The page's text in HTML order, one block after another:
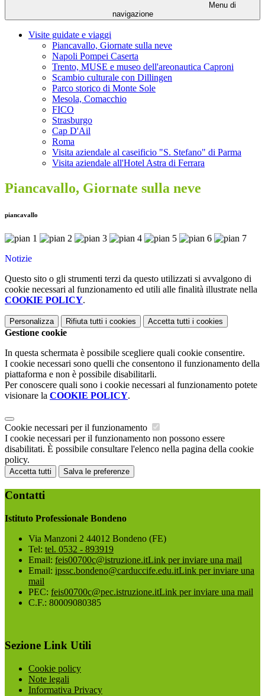
Menu di
navigazione
Visite guidate e viaggi
Piancavallo, Giornate sulla neve
Napoli Pompei Caserta
Trento, MUSE e museo dell'areonautica Caproni
Scambio culturale con Dillingen
Parco storico di Monte Sole
Mesola, Comacchio
FICO
Strasburgo
Cap D'Ail
Roma
Visita aziendale al caseificio "S. Stefano" di Parma
Visita aziendale all'Hotel Astra di Ferrara
Piancavallo, Giornate sulla neve
piancavallo
Notizie
Questo sito o gli strumenti terzi da questo utilizzati si avvalgono di
cookie necessari al funzionamento ed utili alle finalità illustrate nella
COOKIE POLICY.
Personalizza Rifiuta tutti i cookies Accetta tutti i cookies
Gestione cookie
In questa schermata è possibile scegliere quali cookie consentire.
I cookie necessari sono quelli che consentono il funzionamento della
piattaforma e non è possibile disabilitarli.
Per conoscere quali sono i cookie necessari al funzionamento potete
visionare la COOKIE POLICY.
Cookie necessari per il funzionamento
I cookie necessari per il funzionamento non possono essere
disabilitati. È possibile consultare l'elenco nella pagina della cookie
policy.
Accetta tutti Salva le preferenze
Contatti
Istituto Professionale Bondeno
Via Manzoni 2 44012 Bondeno (FE)
Tel: tel. 0532 - 893919
Email: feis00700c@istruzione.itLink per inviare una mail
Email: ipssc.bondeno@carduccife.edu.itLink per inviare una
mail
PEC: feis00700c@pec.istruzione.itLink per inviare una mail
C.F.: 80009080385
Sezione Link Utili
Cookie policy
Note legali
Informativa Privacy